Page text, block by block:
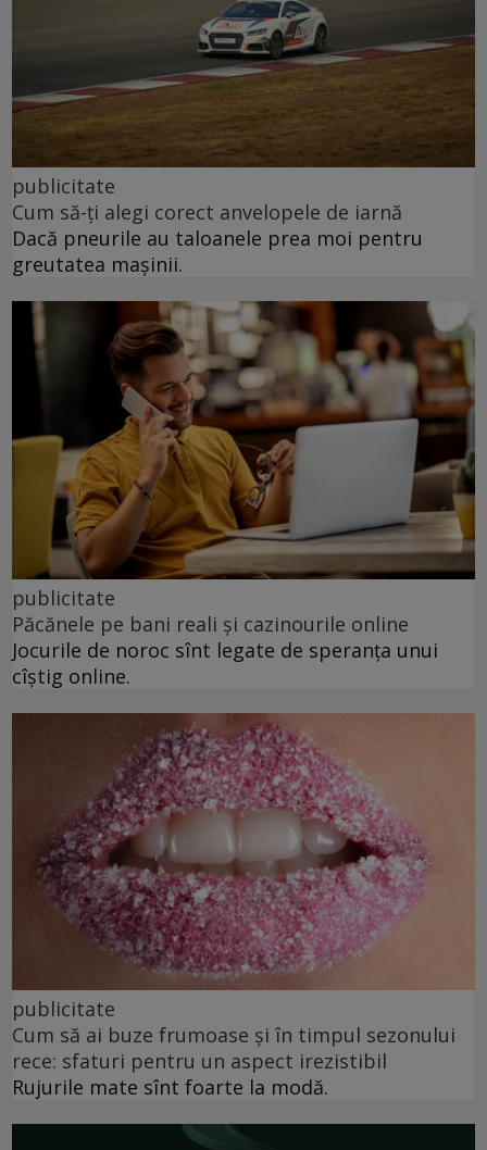
publicitate
Cum să-ți alegi corect anvelopele de iarnă
Dacă pneurile au taloanele prea moi pentru
greutatea mașinii.
publicitate
Păcănele pe bani reali și cazinourile online
Jocurile de noroc sînt legate de speranța unui
cîștig online.
publicitate
Cum să ai buze frumoase şi în timpul sezonului
rece: sfaturi pentru un aspect irezistibil
Rujurile mate sînt foarte la modă.